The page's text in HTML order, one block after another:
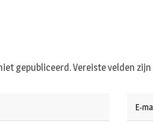
gepubliceerd.Vereiste velden